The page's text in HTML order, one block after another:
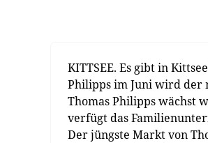
KITTSEE. Es gibt in
Philipps im Juni wird der
Thomas Philipps wächst
verfügt das
Der jüngste Markt von